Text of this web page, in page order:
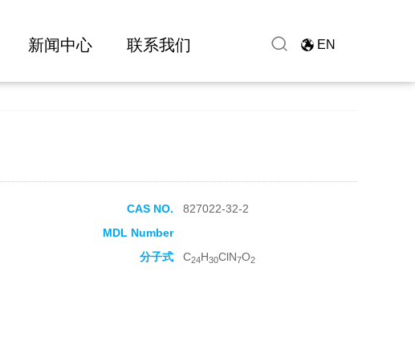
新闻中心 联系我们 EN
CAS NO.
827022-32-2
MDL Number
分子式 C24H30ClN7O2